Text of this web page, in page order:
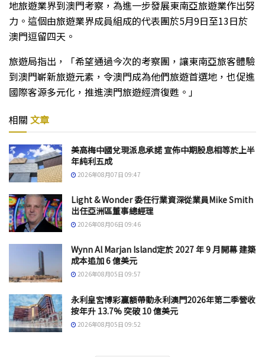
地旅遊業界到澳門考察，為進一步發展東南亞旅遊業作出努
力。這個由旅遊業界成員組成的代表團於5月9日至13日於
澳門逗留四天。
旅遊局指出，「希望通過今次的考察團，讓東南亞旅客體驗
到澳門嶄新旅遊元素，令澳門成為他們旅遊首選地，也促進
國際客源多元化，推進澳門旅遊經濟復甦。」
相關 文章
美高梅中國兌現派息承諾 宣佈中期股息相等於上半
年純利五成
2026年08月07日 09:47
Light & Wonder 委任行業資深從業員Mike Smith
出任亞洲區董事總經理
2026年08月06日 09:46
Wynn Al Marjan Island定於 2027 年 9 月開幕 建築
成本追加 6 億美元
2026年08月05日 09:57
永利皇宮博彩贏額帶動永利澳門2026年第二季營收
按年升 13.7% 突破 10 億美元
2026年08月05日 09:52